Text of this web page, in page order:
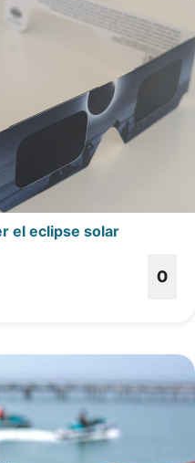
el eclipse solar
0